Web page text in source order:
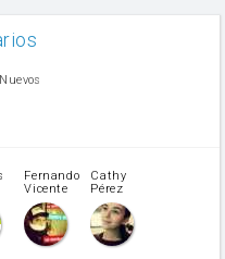
Nuevos
Fernando
Vicente
Cathy
Pérez